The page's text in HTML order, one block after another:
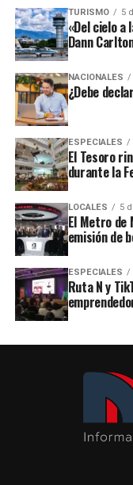
TURISMO 5
«Del cielo a
Dann
NACIONALES
¿Debe
ESPECIALES
El Tesoro
durante la
LOCALES 5
El Metro de
emisión de
ESPECIALES
Ruta N y